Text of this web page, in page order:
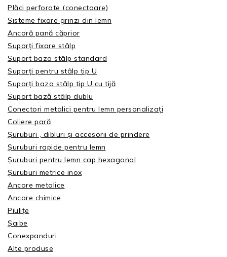
Plăci perforate (conectoare)
Sisteme fixare grinzi din lemn
Ancoră pană căprior
Suporți fixare stâlp
Suport baza stâlp standard
Suporți pentru stâlp tip U
Suporți baza stâlp tip U cu tijă
Suport bază stâlp dublu
Conectori metalici pentru lemn personalizați
Coliere pară
Șuruburi , dibluri și accesorii de prindere
Șuruburi rapide pentru lemn
Șuruburi pentru lemn cap hexagonal
Șuruburi metrice inox
Ancore metalice
Ancore chimice
Piulițe
Șaibe
Conexpanduri
Alte produse